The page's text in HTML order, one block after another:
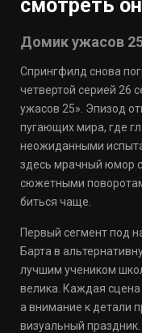
смотреть
Домик ужасов
Спрингфилд снова
четвертой серией 26
ужасов 25». Эпизод
пугающих мира, где
неожиданными
здесь мрачный юмор
сюжетными
биться чаще.
Первый сегмент под
Барта в
лучшим учеником
велика. Каждая
а внимание к детали
визуальный